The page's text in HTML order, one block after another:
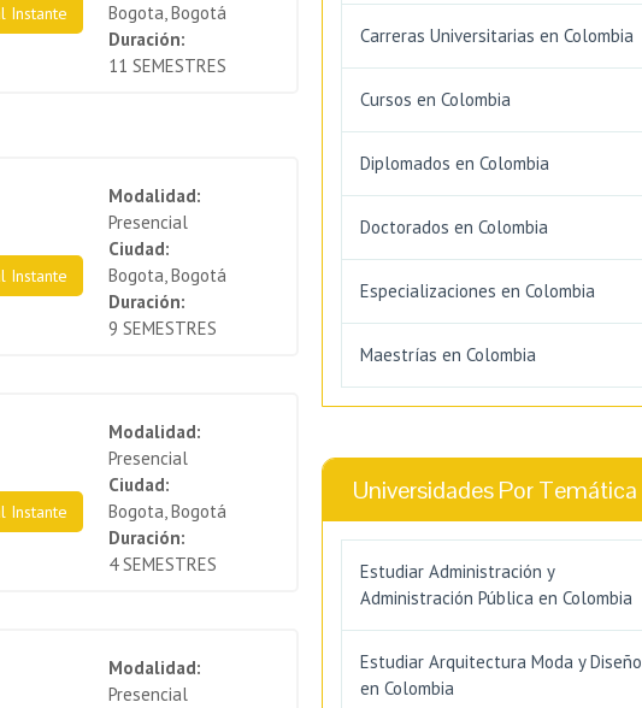
Instante
Bogota, Bogotá
Duración:
11 SEMESTRES
Instante
Modalidad:
Presencial
Ciudad:
Bogota, Bogotá
Duración:
9 SEMESTRES
Instante
Modalidad:
Presencial
Ciudad:
Bogota, Bogotá
Duración:
4 SEMESTRES
Modalidad:
Presencial
Carreras Universitarias en Colombia
Cursos en Colombia
Diplomados en Colombia
Doctorados en Colombia
Especializaciones en Colombia
Maestrías en Colombia
Universidades Por Temática
Estudiar Administración y
Administración Pública en Colombia
Estudiar Arquitectura Moda y Diseño
en Colombia